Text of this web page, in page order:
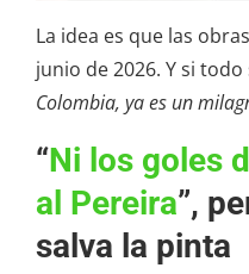
La idea es que las
junio de 2026. Y si todo
Colombia, ya es un
“Ni los goles
al Pereira”,
salva la pinta